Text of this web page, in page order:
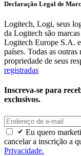
Declaração Legal de
Logitech, Logi, seus
da Logitech são
Logitech Europe S.A.
países. Todas as outras
propriedade de seus
registradas
Inscreva-se para
exclusivos.
Eu quero
cancelar a inscrição a
Privacidade.